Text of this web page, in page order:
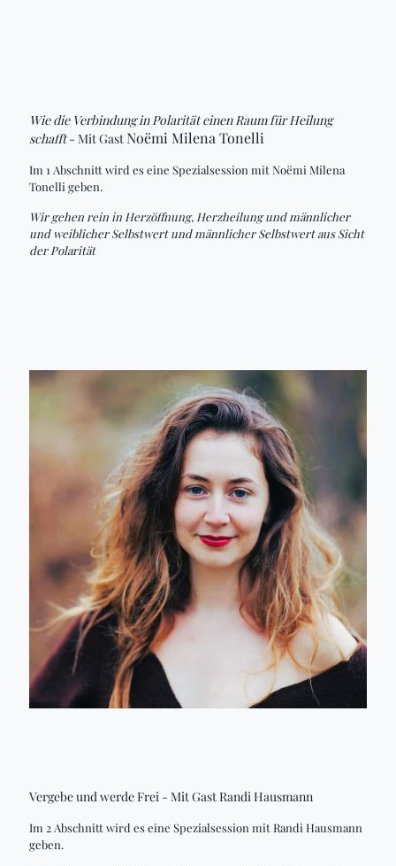
Wie die Verbindung in Polarität einen Raum für Heilung
schafft- Mit GastNoëmi Milena Tonelli
Im 1 Abschnitt wird es eine Spezialsession mit Noëmi Milena
Tonelli geben.
Wir gehen rein in Herzöffnung, Herzheilung und männlicher
und weiblicher Selbstwert und männlicher Selbstwert aus Sicht
der Polarität
Vergebe und werde Frei - Mit Gast Randi Hausmann
Im 2 Abschnitt wird es eine Spezialsession mit Randi Hausmann
geben.